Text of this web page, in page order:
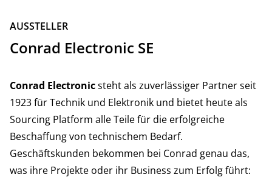
ZURÜCK
AUSSTELLER
Conrad Electronic SE
Conrad Electronicsteht als zuverlässiger Partner seit
1923 für Technik und Elektronik und bietet heute als
Sourcing Platform alle Teile für die erfolgreiche
Beschaffung von technischem Bedarf.
Geschäftskunden bekommen bei Conrad genau das,
was ihre Projekte oder ihr Business zum Erfolg führt: